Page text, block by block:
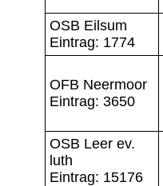
OSB Eilsum
Eintrag: 1774
OFB Neermoor
Eintrag: 3650
OSB Leer ev.
luth
Eintrag: 15176